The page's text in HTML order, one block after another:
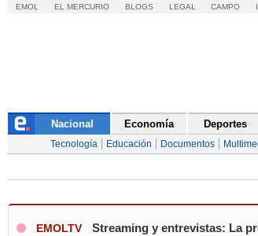
EMOL EL MERCURIO BLOGS LEGAL CAMPO
Nacional Economía Deportes
Tecnología Educación Documentos
EMOLTV Streaming y entrevistas: La